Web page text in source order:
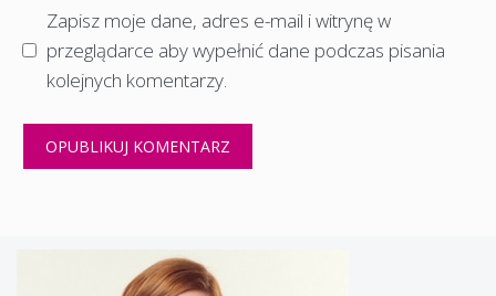
Zapisz moje dane, adres e-mail i witrynę w
przeglądarce aby wypełnić dane podczas pisania
kolejnych komentarzy.